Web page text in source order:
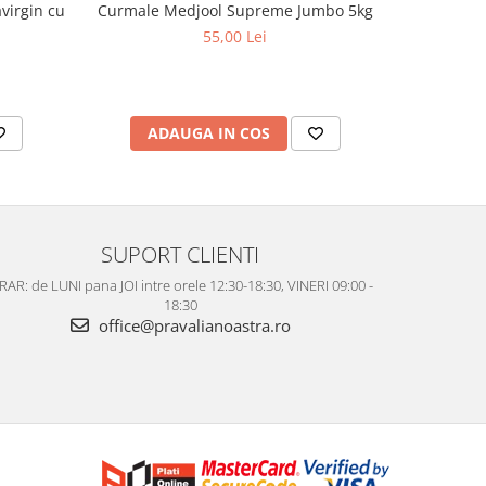
cu
Curmale Medjool Supreme Jumbo 5kg
55,00 Lei
ADAUGA IN COS
SUPORT CLIENTI
de LUNI pana JOI intre orele 12:30-18:30, VINERI 09:00 -
18:30
office@pravalianoastra.ro